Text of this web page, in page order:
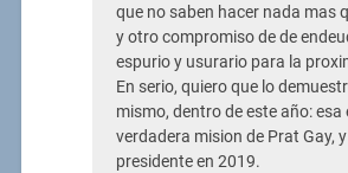
que no saben hacer nada mas
y otro compromiso de de
espurio y usurario para la
En serio, quiero que lo
mismo, dentro de este año: esa
verdadera mision de Prat Gay,
presidente en 2019.